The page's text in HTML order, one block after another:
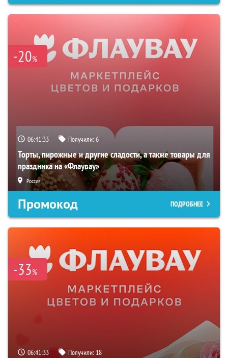
-20%
06:41:32 Получили:6
Торты, пирожные и другие сладости, а также товары для
праздника на «Флаувау»
Россия
Промокод ПОДРОБНЕЕ
-33%
06:41:32 Получили: 18